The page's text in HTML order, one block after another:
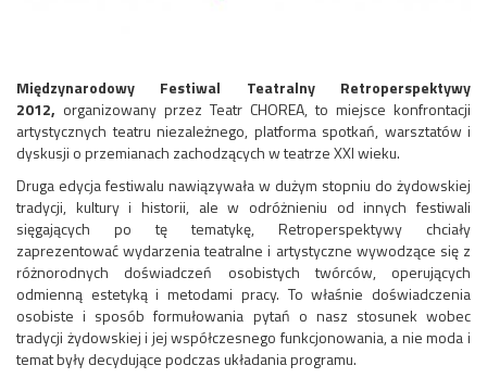
Międzynarodowy Festiwal Teatralny Retroperspektywy
2012, organizowany przez Teatr CHOREA, to miejsce konfrontacji
artystycznych teatru niezależnego, platforma spotkań, warsztatów i
dyskusji o przemianach zachodzących w teatrze XXI wieku.
Druga edycja festiwalu nawiązywała w dużym stopniu do żydowskiej
tradycji, kultury i historii, ale w odróżnieniu od innych festiwali
sięgających po tę tematykę, Retroperspektywy chciały
zaprezentować wydarzenia teatralne i artystyczne wywodzące się z
różnorodnych doświadczeń osobistych twórców, operujących
odmienną estetyką i metodami pracy. To właśnie doświadczenia
osobiste i sposób formułowania pytań o nasz stosunek wobec
tradycji żydowskiej i jej współczesnego funkcjonowania, a nie moda i
temat były decydujące podczas układania programu.